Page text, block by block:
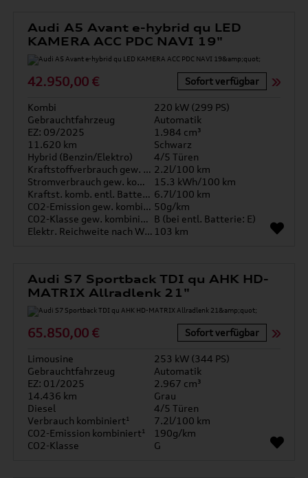
Audi A5 Avant e-hybrid qu LED
KAMERA ACC PDC NAVI 19"
42.950,00 € Sofort verfügbar
Kombi
220 kW (299 PS)
Gebrauchtfahrzeug
Automatik
EZ: 09/2025
1.984 cm³
11.620 km
Schwarz
Hybrid (Benzin/Elektro)
4/5 Türen
Kraftstoffverbrauch gew. kombiniert 2.2l/100 km
Stromverbrauch gew. kombiniert
15.3 kWh/100 km
Kraftst. komb. entl. Batterie 6.7l/100 km
CO2-Emission gew. kombiniert 50g/km
CO2-Klasse gew. kombiniert B (bei entl. Batterie: E)
Elektr. Reichweite nach WLTP* 103 km
Audi S7 Sportback TDI qu AHK HD-
MATRIX Allradlenk 21"
65.850,00 € Sofort verfügbar
Limousine
253 kW (344 PS)
Gebrauchtfahrzeug
Automatik
EZ: 01/2025
2.967 cm³
14.436 km
Grau
Diesel
4/5 Türen
Verbrauch kombiniert¹
7.2l/100 km
CO2-Emission kombiniert¹
190g/km
CO2-Klasse
G